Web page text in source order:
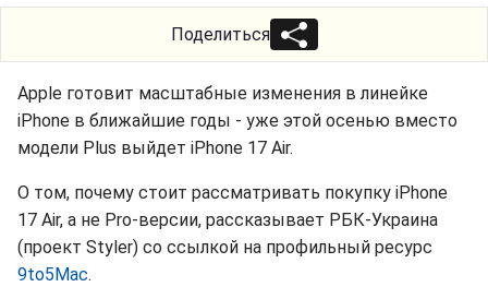
Поделиться
Apple готовит масштабные изменения в линейке
iPhone в ближайшие годы - уже этой осенью вместо
модели Plus выйдет iPhone 17 Air.
О том, почему стоит рассматривать покупку iPhone
17 Air, а не Pro-версии, рассказывает РБК-Украина
(проект Styler) со ссылкой на профильный ресурс
9to5Mac.